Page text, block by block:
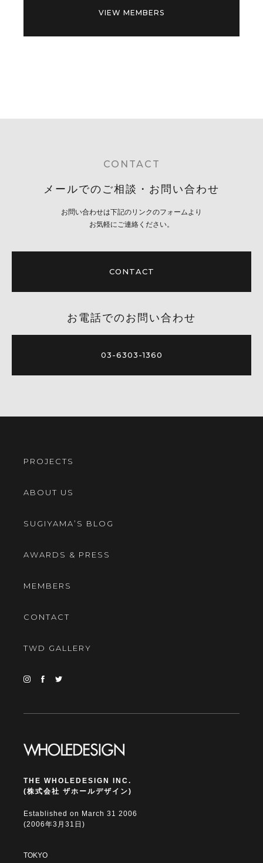
VIEW MEMBERS
CONTACT
メールでのご相談・お問い合わせ
お問い合わせは下記のリンクのフォームより
お気軽にご連絡ください。
CONTACT
お電話でのお問い合わせ
03-6303-1360
PROJECTS
ABOUT US
SUGIYAMA’S BLOG
AWARDS & PRESS
MEMBERS
CONTACT
TWD GALLERY
THE WHOLEDESIGN INC.
(株式会社 ザホールデザイン)
Established on March 31 2006
(2006年3月31日)
TOKYO